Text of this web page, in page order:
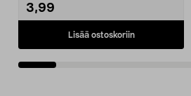
3,99
Lisää ostoskoriin